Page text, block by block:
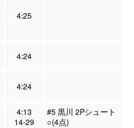
4:25
4:24
4:24
4:13
14-29
#5 黒川 2Pシュート
○(4点)